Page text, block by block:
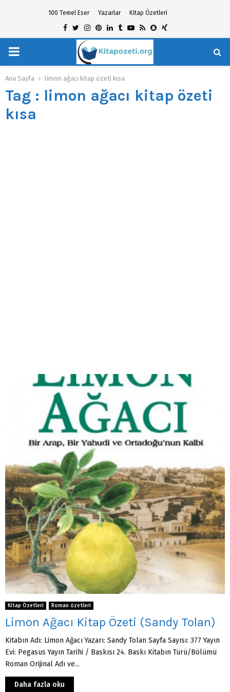
100 Temel Eser Yazarlar Kitap Özetleri
Facebook
TwitterInstagram
Pinterest
Linkedin
TumblrYoutube
RssSnapchat
Xing
PRIMARY
MENU
Ana Sayfa limon ağacı kitap özeti kısa
Tag : limon ağacı kitap özeti
kısa
Kitap Özetleri Roman özetleri
Limon Ağacı Kitap Özeti (Sandy Tolan)
Kitabın Adı: Limon Ağacı Yazarı: Sandy Tolan Sayfa Sayısı: 377 Yayın
Evi: Pegasus Yayın Tarihi / Baskısı 24. Baskı Kitabın Türü/Bölümü
Roman Orijinal Adı ve...
Daha fazla oku